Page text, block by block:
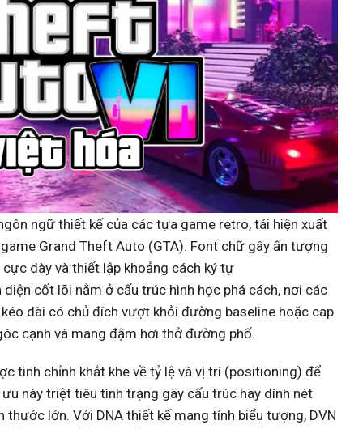
ngữ thiết kế của các tựa game retro, tái hiện xuất
Grand Theft Auto (GTA). Font chữ gây ấn tượng
dày và thiết lập khoảng cách ký tự
cốt lõi nằm ở cấu trúc hình học phá cách, nơi các
dài có chủ đích vượt khỏi đường baseline hoặc cap
cạnh và mang đậm hơi thở đường phố.
tinh chỉnh khắt khe về tỷ lệ và vị trí (positioning) để
này triệt tiêu tình trạng gãy cấu trúc hay dính nét
lớn. Với DNA thiết kế mang tính biểu tượng, DVN